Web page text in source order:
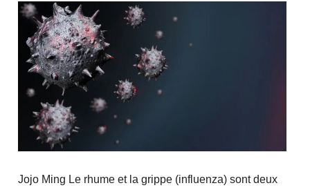
Jojo Ming Le rhume et la grippe (influenza) sont deux